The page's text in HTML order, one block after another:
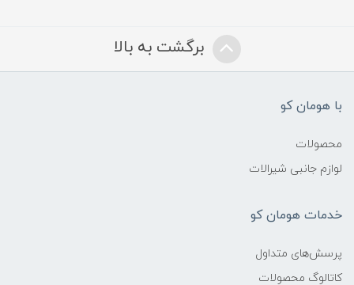
برگشت به بالا
با هومان کو
محصولات
لوازم جانبی شیرالات
خدمات هومان کو
پرسش‌های متداول
کاتالوگ محصولات